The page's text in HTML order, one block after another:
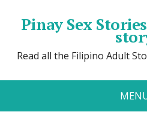
Pinay Sex
Read all the Filipino Adult